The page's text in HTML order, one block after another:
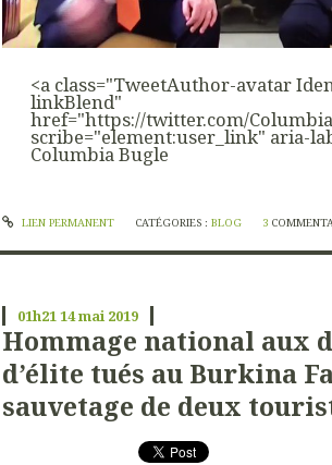
<a class="TweetAuthor-avatar
linkBlend"
href="https://twitter.com/
scribe="element:user_link" aria-
Columbia Bugle
LIEN PERMANENT CATÉGORIES : BLOG 3
01h2114mai 2019
Hommage national aux
d’élite tués au Burkina
sauvetage de deux